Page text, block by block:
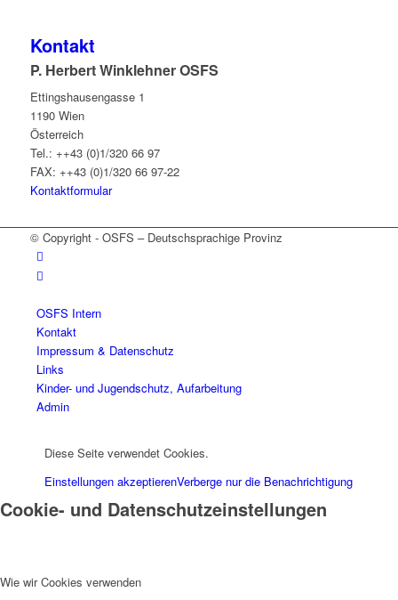
Kontakt
P. Herbert Winklehner OSFS
Ettingshausengasse 1
1190 Wien
Österreich
Tel.: ++43 (0)1/320 66 97
FAX: ++43 (0)1/320 66 97-22
Kontaktformular
© Copyright - OSFS – Deutschsprachige Provinz
OSFS Intern
Kontakt
Impressum & Datenschutz
Links
Kinder- und Jugendschutz, Aufarbeitung
Admin
Diese Seite verwendet Cookies.
Einstellungen akzeptierenVerberge nur die Benachrichtigung
Cookie- und Datenschutzeinstellungen
Wie wir Cookies verwenden